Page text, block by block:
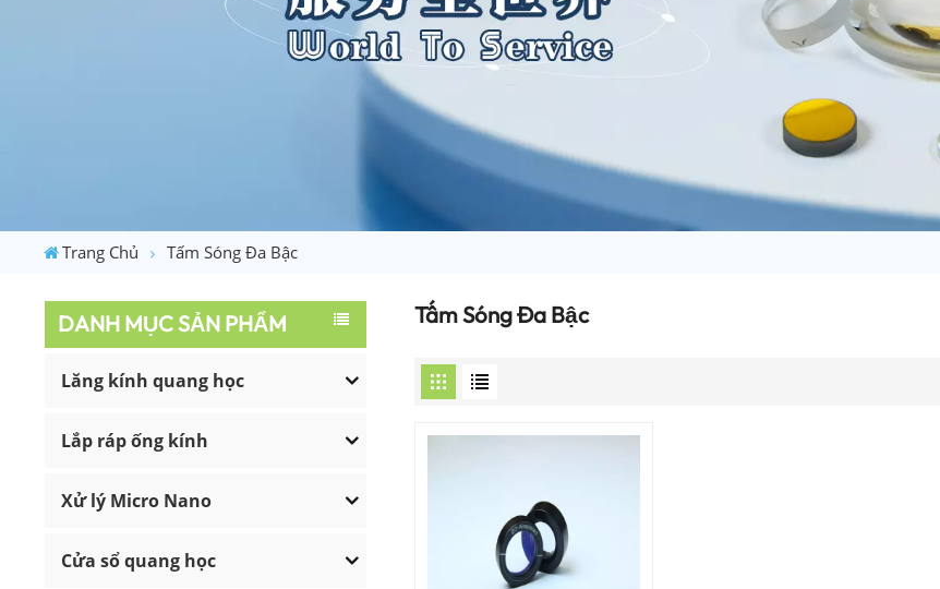
Trang Chủ Tấm Sóng Đa Bậc
DANH MỤC SẢN PHẨM
Lăng kính quang học
Lắp ráp ống kính
Xử lý Micro Nano
Cửa sổ quang học
Tấm Sóng Đa Bậc